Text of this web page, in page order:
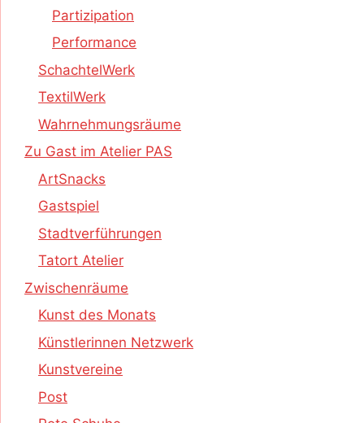
Partizipation
Performance
SchachtelWerk
TextilWerk
Wahrnehmungsräume
Zu Gast im Atelier PAS
ArtSnacks
Gastspiel
Stadtverführungen
Tatort Atelier
Zwischenräume
Kunst des Monats
Künstlerinnen Netzwerk
Kunstvereine
Post